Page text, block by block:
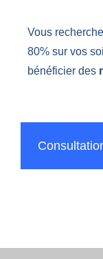
Vous
80% sur vos
bénéficier des